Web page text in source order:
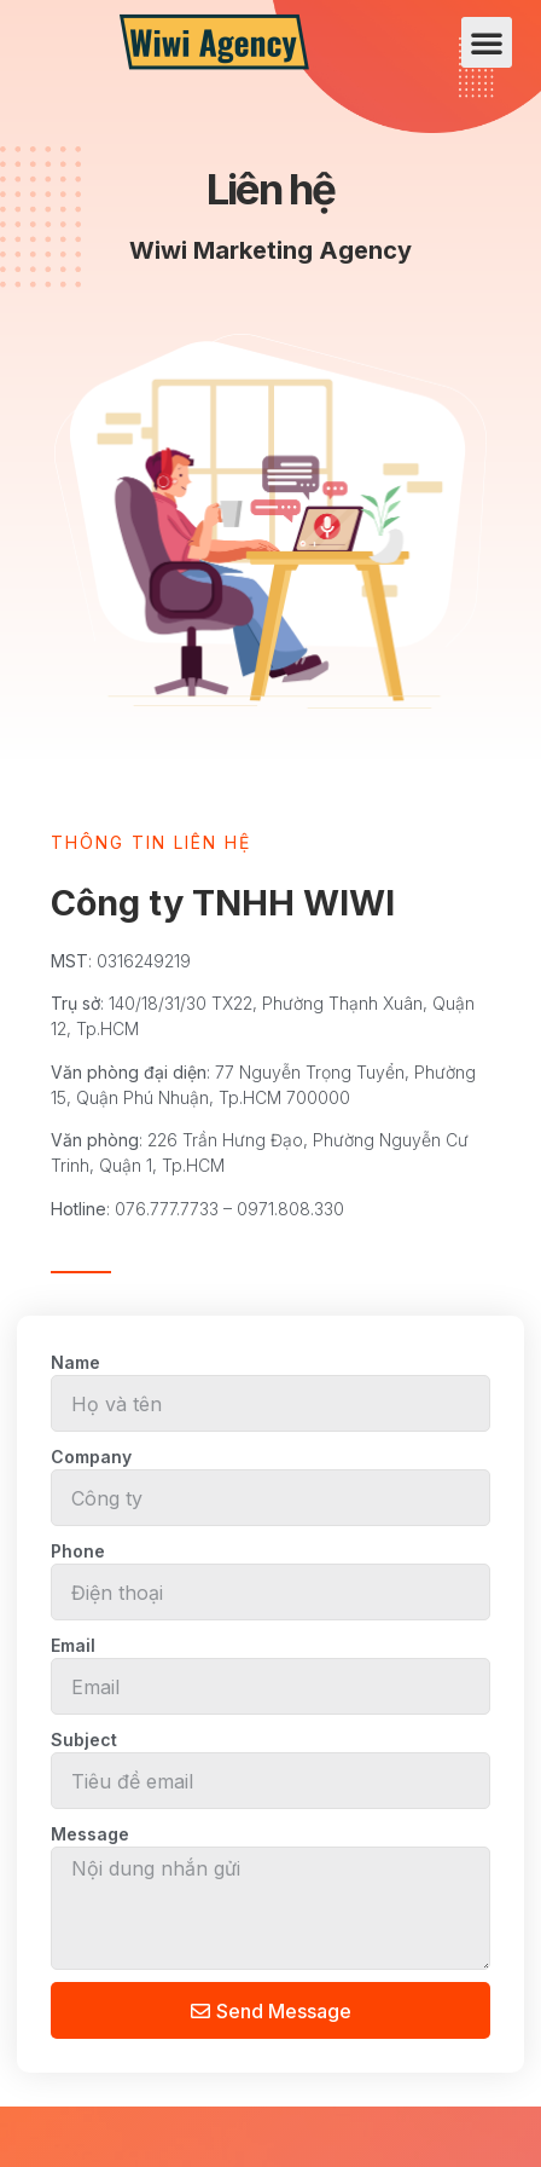
Liên hệ
Wiwi Marketing Agency
THÔNG TIN LIÊN HỆ
Công ty TNHH WIWI
MST: 0316249219
Trụ sở: 140/18/31/30 TX22, Phường Thạnh Xuân, Quận
12, Tp.HCM
Văn phòng đại diện: 77 Nguyễn Trọng Tuyển, Phường
15, Quận Phú Nhuận, Tp.HCM 700000
Văn phòng: 226 Trần Hưng Đạo, Phường Nguyễn Cư
Trinh, Quận 1, Tp.HCM
Hotline: 076.777.7733 – 0971.808.330
Name
Company
Phone
Email
Subject
Message
Send Message